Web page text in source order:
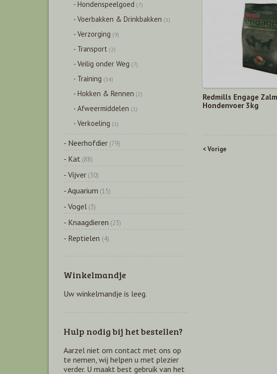
Redmills Engage
Hondenvoer 3kg
< Vorige
- Hondenspeelgoed (7)
- Voerbakken & Drinkbakken (1)
- Verzorging (9)
- Transport (2)
- Veilig onder Weg (7)
- Training (14)
- Hokken & Rennen (2)
- Afweermiddelen (1)
- Verkoeling (1)
- Neerhofdier (79)
- Kat (88)
- Vijver (30)
- Aquarium (15)
- Vogel (3)
- Knaagdieren (23)
- Reptielen (4)
Winkelmandje
Uw winkelmandje is leeg.
Hulp nodig bij het bestellen?
Aarzel niet om contact met ons op
te nemen, wij helpen u met plezier
verder. U maakt best gebruik van het